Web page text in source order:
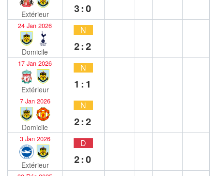
Extérieur 3:0
24 Jan 2026
Domicile
N
2:2
17 Jan 2026
Extérieur
N
1:1
7 Jan 2026
Domicile
N
2:2
3 Jan 2026
Extérieur
D
2:0